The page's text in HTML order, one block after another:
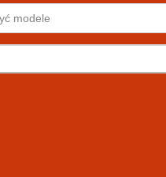
modele